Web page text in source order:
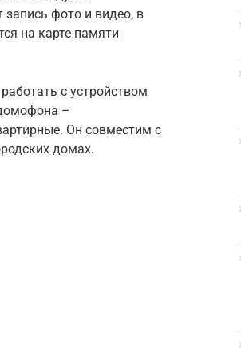
запись фото и видео, в
на карте памяти
с устройством
–
Он совместим с
домах.